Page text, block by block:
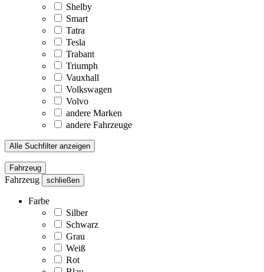
Shelby
Smart
Tatra
Tesla
Trabant
Triumph
Vauxhall
Volkswagen
Volvo
andere Marken
andere Fahrzeuge
Alle Suchfilter anzeigen
Fahrzeug
Fahrzeug schließen
Farbe
Silber
Schwarz
Grau
Weiß
Rot